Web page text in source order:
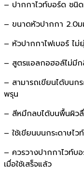
– ปากกาไวท์บอร์ด ชนิ
– ขนาดหัวปากกา 2.0ม
– หัวปากกาไฟเบอร์ ไม่
– สูตรแอลกอฮอล์ไม่มี
– สามารถเขียนได้บนก
พรุน
– สีหมึกลบได้บนพื้นผิว
– ใช้เขียนบนกระดาษไว
– ควรวางปากกาไวท์บ
เมื่อใช้เสร็จแล้ว